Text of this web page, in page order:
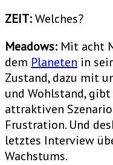
ZEIT:Welches?
Meadows: Mit acht
dem Planeten in
Zustand, dazu mit
und Wohlstand,
attraktiven
Frustration. Und
letztes Interview
Wachstums.